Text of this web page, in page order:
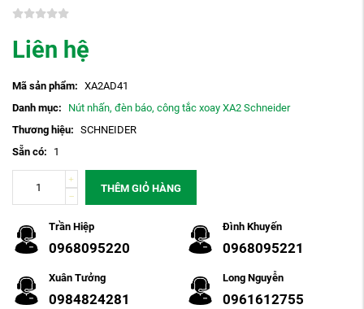
Liên hệ
Mã sản phẩm: XA2AD41
Danh mục:
Nút nhấn, đèn báo, công tắc xoay XA2 Schneider
Thương hiệu: SCHNEIDER
Sẵn có:
1
THÊM GIỎ HÀNG
Trần Hiệp
0968095220
Đình Khuyến
0968095221
Xuân Tưởng
0984824281
Long Nguyễn
0961612755